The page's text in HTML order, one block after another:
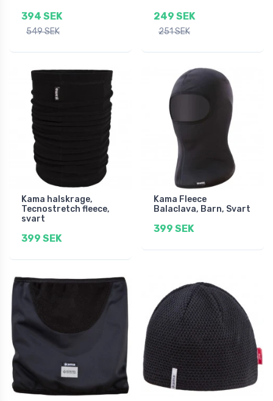
394 SEK
549 SEK
249 SEK
251 SEK
Kama halskrage,
Tecnostretch fleece,
svart
399 SEK
Kama Fleece
Balaclava, Barn, Svart
399 SEK